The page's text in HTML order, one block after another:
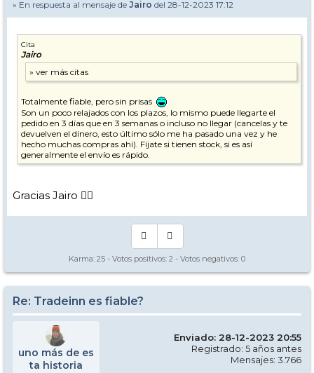
» En respuesta al mensaje de Jairo del 28-12-2023 17:12
Cita
Jairo
Totalmente fiable, pero sin prisas
Son un poco relajados con los plazos, lo mismo puede llegarte el
pedido en 3 días que en 3 semanas o incluso no llegar (cancelas y te
devuelven el dinero, esto último sólo me ha pasado una vez y he
hecho muchas compras ahí). Fíjate si tienen stock, si es así
generalmente el envío es rápido.
Gracias Jairo 👍🏼
Karma: 25 - Votos positivos: 2 - Votos negativos: 0
Re: Tradeinn es fiable?
uno más de es
ta historia
Enviado: 28-12-2023 20:55
Registrado: 5 años antes
Mensajes: 3.766